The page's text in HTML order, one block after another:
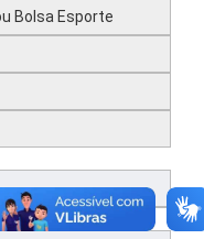
Bolsa Esporte